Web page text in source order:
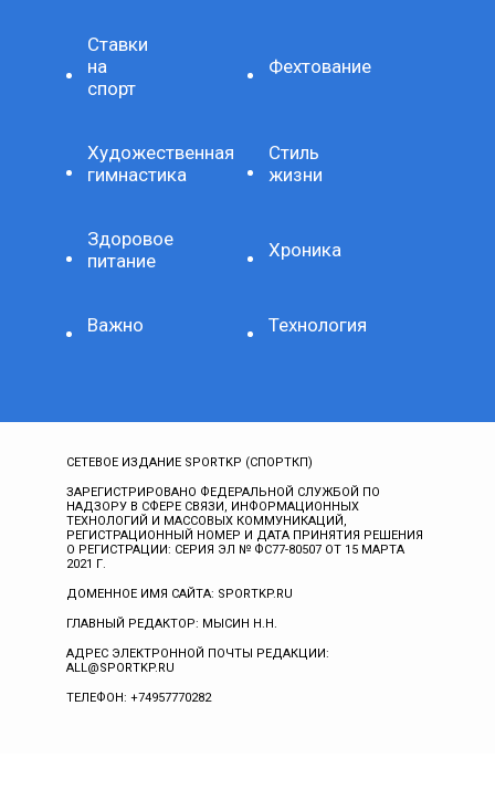
Ставки
на
спорт
Фехтование
Художественная
гимнастика
Стиль
жизни
Здоровое
питание
Хроника
Важно Технология
СЕТЕВОЕ ИЗДАНИЕ SPORTKP (СПОРТКП)
ЗАРЕГИСТРИРОВАНО ФЕДЕРАЛЬНОЙ СЛУЖБОЙ ПО
НАДЗОРУ В СФЕРЕ СВЯЗИ, ИНФОРМАЦИОННЫХ
ТЕХНОЛОГИЙ И МАССОВЫХ КОММУНИКАЦИЙ,
РЕГИСТРАЦИОННЫЙ НОМЕР И ДАТА ПРИНЯТИЯ РЕШЕНИЯ
О РЕГИСТРАЦИИ: СЕРИЯ ЭЛ № ФС77-80507 ОТ 15 МАРТА
2021 Г.
ДОМЕННОЕ ИМЯ САЙТА: SPORTKP.RU
ГЛАВНЫЙ РЕДАКТОР: МЫСИН Н.Н.
АДРЕС ЭЛЕКТРОННОЙ ПОЧТЫ РЕДАКЦИИ:
ALL@SPORTKP.RU
ТЕЛЕФОН: +74957770282